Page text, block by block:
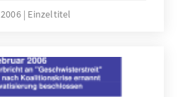
Deutschland und
Einzeltitel